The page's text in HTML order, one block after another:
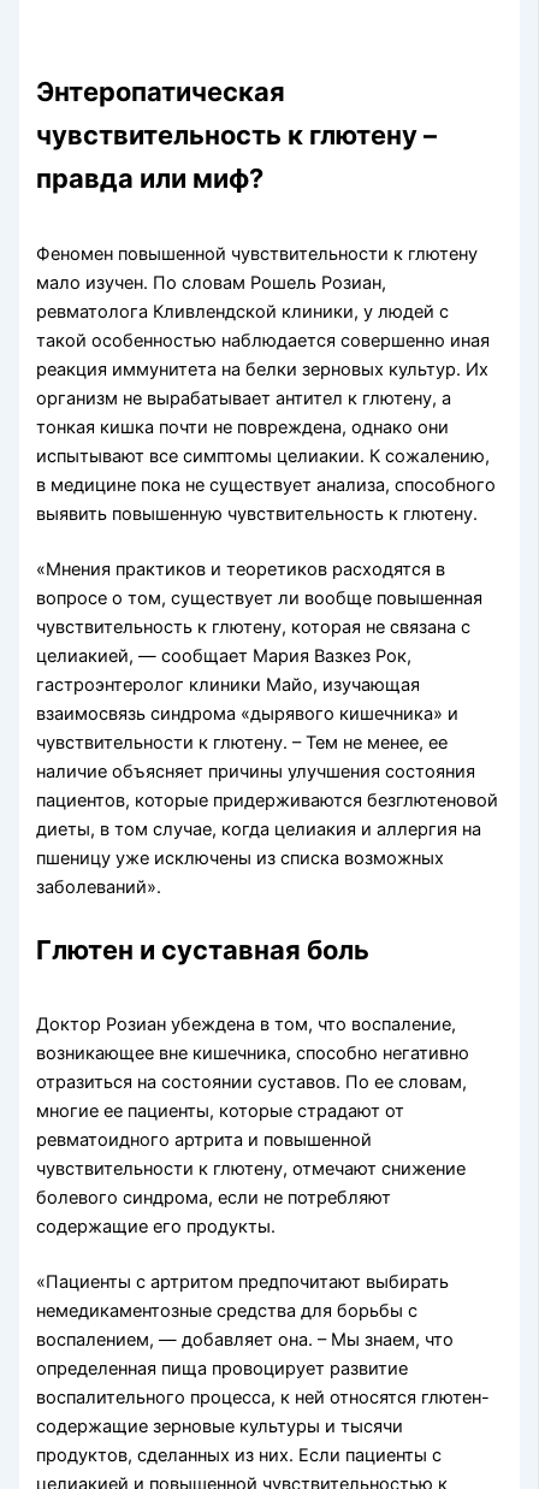
Энтеропатическая
чувствительность к глютену –
правда или миф?
Феномен повышенной чувствительности к глютену
мало изучен. По словам Рошель Розиан,
ревматолога Кливлендской клиники, у людей с
такой особенностью наблюдается совершенно иная
реакция иммунитета на белки зерновых культур. Их
организм не вырабатывает антител к глютену, а
тонкая кишка почти не повреждена, однако они
испытывают все симптомы целиакии. К сожалению,
в медицине пока не существует анализа, способного
выявить повышенную чувствительность к глютену.
«Мнения практиков и теоретиков расходятся в
вопросе о том, существует ли вообще повышенная
чувствительность к глютену, которая не связана с
целиакией, — сообщает Мария Вазкез Рок,
гастроэнтеролог клиники Майо, изучающая
взаимосвязь синдрома «дырявого кишечника» и
чувствительности к глютену. – Тем не менее, ее
наличие объясняет причины улучшения состояния
пациентов, которые придерживаются безглютеновой
диеты, в том случае, когда целиакия и аллергия на
пшеницу уже исключены из списка возможных
заболеваний».
Глютен и суставная боль
Доктор Розиан убеждена в том, что воспаление,
возникающее вне кишечника, способно негативно
отразиться на состоянии суставов. По ее словам,
многие ее пациенты, которые страдают от
ревматоидного артрита и повышенной
чувствительности к глютену, отмечают снижение
болевого синдрома, если не потребляют
содержащие его продукты.
«Пациенты с артритом предпочитают выбирать
немедикаментозные средства для борьбы с
воспалением, — добавляет она. – Мы знаем, что
определенная пища провоцирует развитие
воспалительного процесса, к ней относятся глютен-
содержащие зерновые культуры и тысячи
продуктов, сделанных из них. Если пациенты с
целиакией и повышенной чувствительностью к